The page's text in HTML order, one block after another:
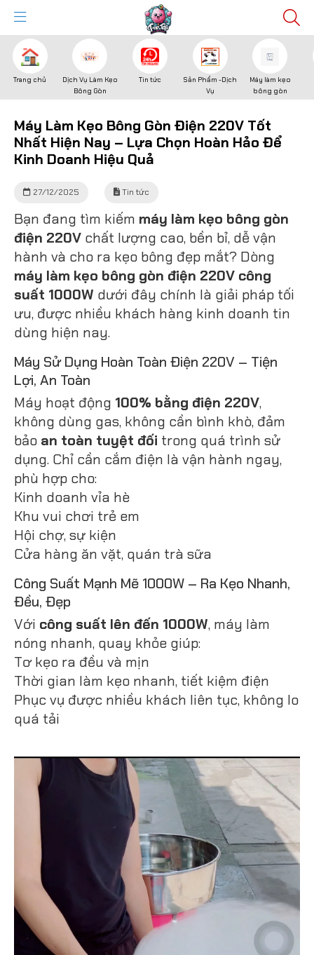
Trang chủ
Dịch Vụ Làm Kẹo
Bông Gòn
Tin tức
Sản Phẩm -Dịch
Vụ
Máy làm kẹo
bông gòn
Máy Làm Kẹo Bông Gòn Điện 220V Tốt
Nhất Hiện Nay – Lựa Chọn Hoàn Hảo Để
Kinh Doanh Hiệu Quả
27/12/2025 Tin tức
Bạn đang tìm kiếm máy làm kẹo bông gòn
điện 220V chất lượng cao, bền bỉ, dễ vận
hành và cho ra kẹo bông đẹp mắt? Dòng
máy làm kẹo bông gòn điện 220V công
suất 1000W dưới đây chính là giải pháp tối
ưu, được nhiều khách hàng kinh doanh tin
dùng hiện nay.
Máy Sử Dụng Hoàn Toàn Điện 220V – Tiện
Lợi, An Toàn
Máy hoạt động 100% bằng điện 220V,
không dùng gas, không cần bình khò, đảm
bảo an toàn tuyệt đối trong quá trình sử
dụng. Chỉ cần cắm điện là vận hành ngay,
phù hợp cho:
Kinh doanh vỉa hè
Khu vui chơi trẻ em
Hội chợ, sự kiện
Cửa hàng ăn vặt, quán trà sữa
Công Suất Mạnh Mẽ 1000W – Ra Kẹo Nhanh,
Đều, Đẹp
Với công suất lên đến 1000W, máy làm
nóng nhanh, quay khỏe giúp:
Tơ kẹo ra đều và mịn
Thời gian làm kẹo nhanh, tiết kiệm điện
Phục vụ được nhiều khách liên tục, không lo
quá tải